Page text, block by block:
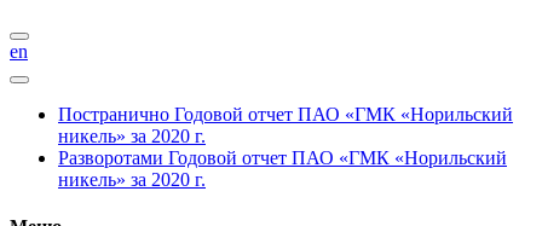
en
Постранично Годовой отчет ПАО «ГМК «Норильский
никель» за 2020 г.
Разворотами Годовой отчет ПАО «ГМК «Норильский
никель» за 2020 г.